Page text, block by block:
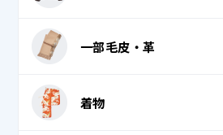
ナース服
作業着
スカーフ
タオル・フェイスタオル・バスタオル
毛皮コート
毛皮ベスト
一部毛皮・革
一部毛皮・革
着物